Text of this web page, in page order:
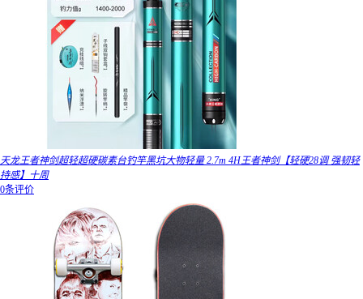
天龙王者神剑超轻超硬碳素台钓竿黑坑大物轻量 2.7m 4H王者神剑【轻硬28调 强韧轻
持感】十周
0条评价